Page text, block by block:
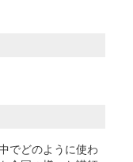
でどのように使わ